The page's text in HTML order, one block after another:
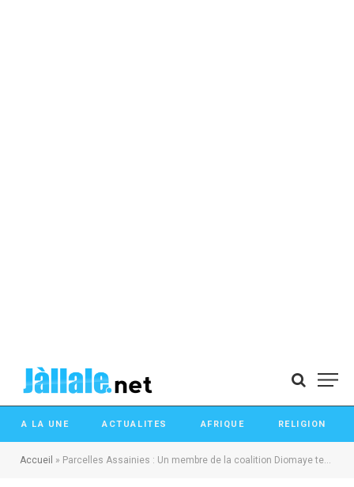
A LA UNE ACTUALITES AFRIQUE RELIGION
Accueil » Parcelles Assainies : Un membre de la coalition Diomaye tend la main à Moussa Sy